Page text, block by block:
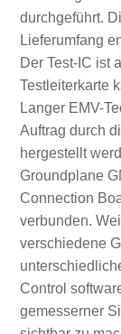
durchgeführt.
Lieferumfang
Der Test-IC ist
Testleiterkarte
Langer EMV-
Auftrag durch
hergestellt
Groundplane
Connection
verbunden.
verschiedene
Control
gemesserner